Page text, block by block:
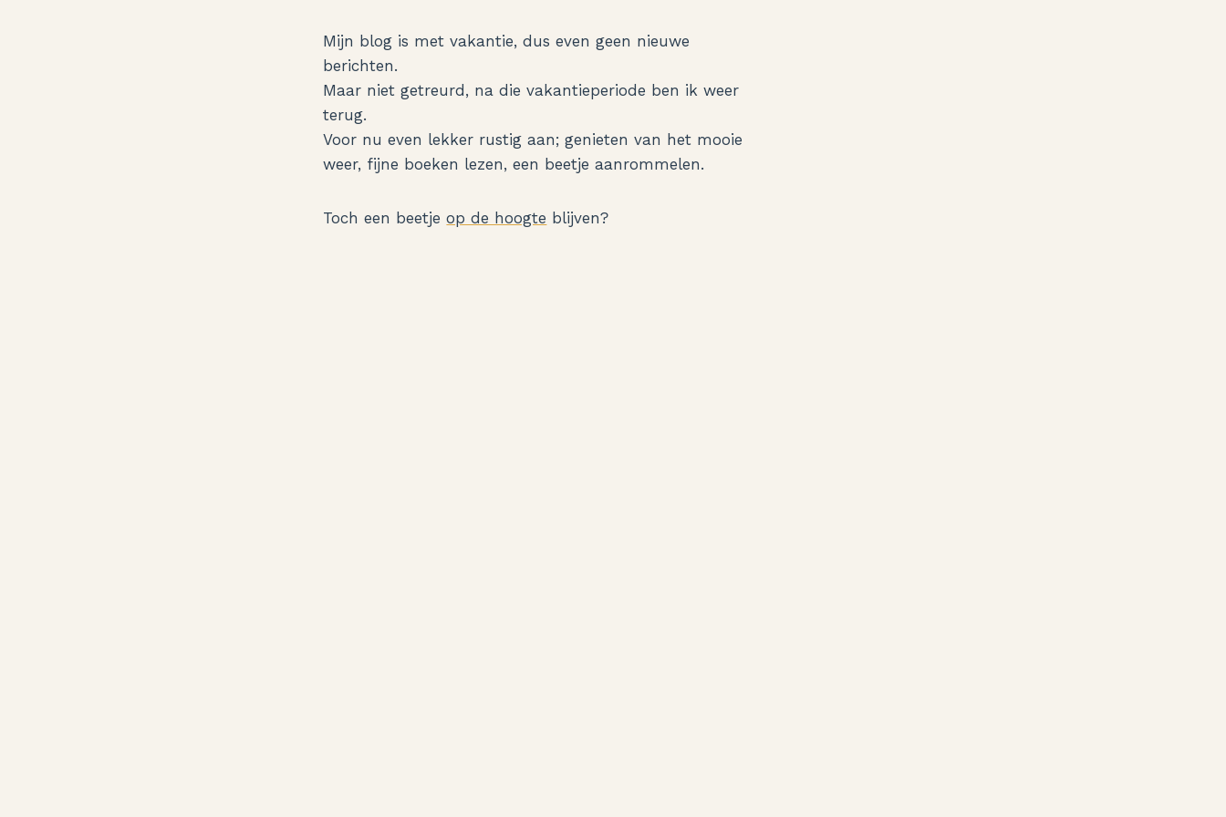
Mijn blog is met vakantie, dus even geen nieuwe
berichten.
Maar niet getreurd, na die vakantieperiode ben ik weer
terug.
Voor nu even lekker rustig aan; genieten van het mooie
weer, fijne boeken lezen, een beetje aanrommelen.
Toch een beetjeop de hoogte blijven?